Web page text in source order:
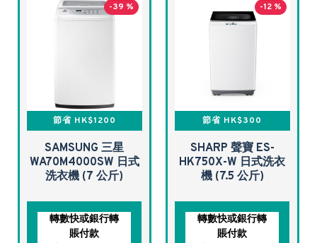
-39 %
節省 HK$1200
SAMSUNG 三星
WA70M4000SW 日式
洗衣機 (7 公斤)
轉數快或銀行轉
賬付款
-12 %
節省 HK$300
SHARP 聲寶 ES-
HK750X-W 日式洗衣
機 (7.5 公斤)
轉數快或銀行轉
賬付款